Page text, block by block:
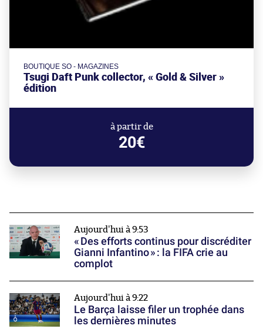
BOUTIQUE SO - MAGAZINES
Tsugi Daft Punk collector, « Gold & Silver »
édition
à partir de
20€
Aujourd'hui à 9:53
« Des efforts continus pour discréditer
Gianni Infantino » : la FIFA crie au
complot
Aujourd'hui à 9:22
Le Barça laisse filer un trophée dans
les dernières minutes